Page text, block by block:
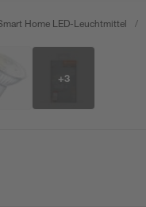
Home LED-Leuchtmittel /
+3